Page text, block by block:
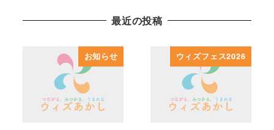
最近の投稿
お知らせ ウィズフェス2026